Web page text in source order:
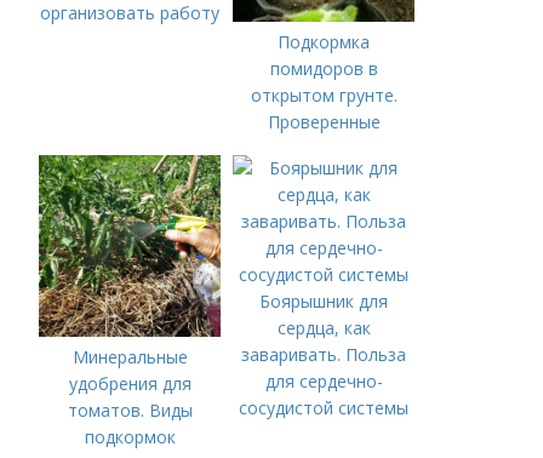
организовать работу
Подкормка
помидоров в
открытом грунте.
Проверенные
минеральные
удобрения
Минеральные
удобрения для
томатов. Виды
подкормок
Боярышник для
сердца, как
заваривать. Польза
для сердечно-
сосудистой системы